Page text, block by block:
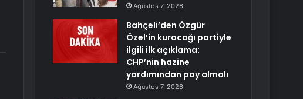
Ağustos 7, 2026
Bahçeli’den Özgür
Özel’in kuracağı partiyle
ilgili ilk açıklama:
CHP’nin hazine
yardımından pay almalı
Ağustos 7, 2026